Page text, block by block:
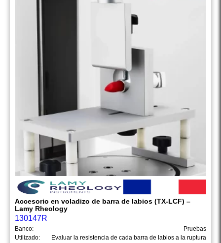
Accesorio en voladizo de barra de labios (TX-LCF) –
Lamy Rheology
130147R
Banco:
Pruebas
Utilizado:
Evaluar la resistencia de cada barra de labios a la ruptura